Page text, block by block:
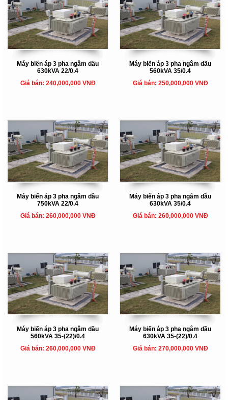
Máy biến áp 3 pha ngâm dầu
630kVA 22/0.4
Giá bán: 240,000,000 VNĐ
Máy biến áp 3 pha ngâm dầu
560kVA 35/0.4
Giá bán: 250,000,000 VNĐ
Máy biến áp 3 pha ngâm dầu
750kVA 22/0.4
Giá bán: 260,000,000 VNĐ
Máy biến áp 3 pha ngâm dầu
630kVA 35/0.4
Giá bán: 260,000,000 VNĐ
Máy biến áp 3 pha ngâm dầu
560kVA 35-(22)/0.4
Giá bán: 260,000,000 VNĐ
Máy biến áp 3 pha ngâm dầu
630kVA 35-(22)/0.4
Giá bán: 270,000,000 VNĐ